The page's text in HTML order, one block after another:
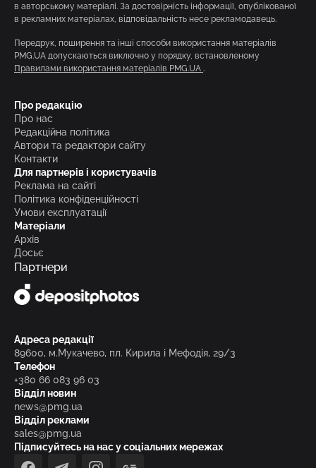
в авторському матеріалі. За достовірність інформації, опублікованої
в рекламних матеріалах, відповідальність несе рекламодавець.
Передрук, поширення та інші способи використання матеріалів
PMG.UA допускаються виключно у порядку, встановленому
Правилами використання матеріалів PMG.UA .
Про редакцію
Про нас
Редакційна політика
Автори та редактори сайту
Контакти
Для партнерів і користувачів
Реклама на сайті
Політика конфіденційності
Умови експлуатації
Матеріали
Архів
Досьє
Партнери
Адреса редакції
89600, м.Мукачево, пл. Кирила і Мефодія, 29/3
Телефон
+380 66 083 96 03
Відділ новин
news@pmg.ua
Відділ реклами
sales@pmg.ua
Підписуйтесь на нас у соціальних мережах